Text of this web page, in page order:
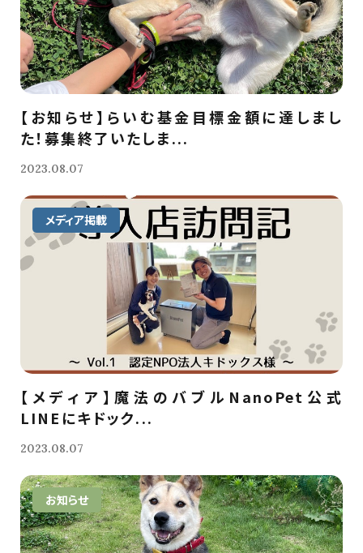
【お知らせ】らいむ基金目標金額に達しまし
た！募集終了いたしま...
2023.08.07
メディア掲載
【メディア】魔法のバブルNanoPet公式
LINEにキドック...
2023.08.07
お知らせ